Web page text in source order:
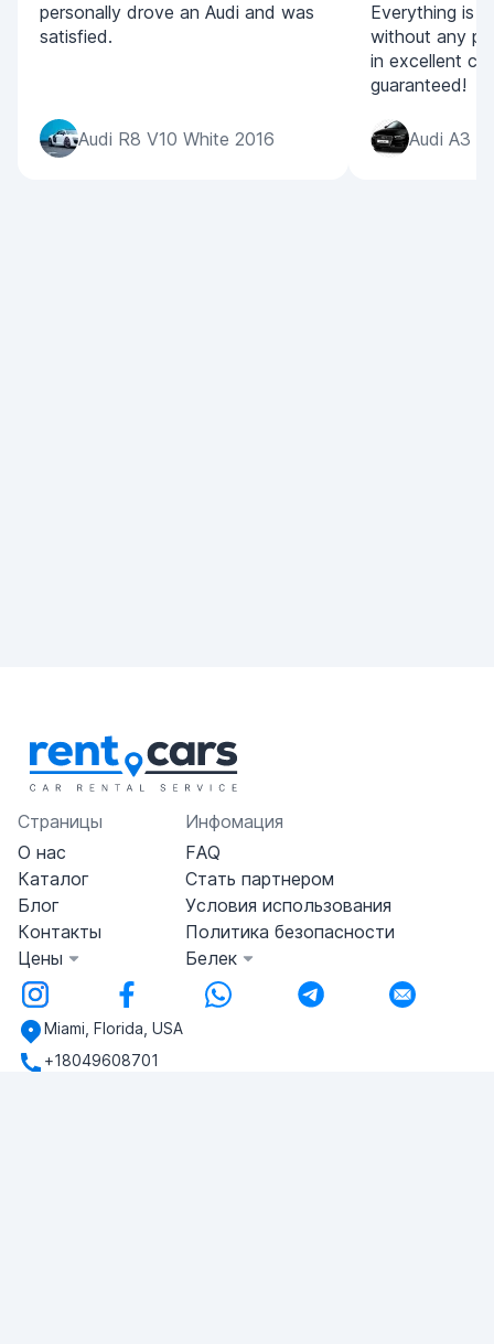
personally drove an Audi and was
satisfied.
Audi R8 V10 White 2016
Everything is
without any
in excellent
guaranteed!
Audi A3
Страницы
О нас
Каталог
Блог
Контакты
Цены
Инфомация
FAQ
Стать партнером
Условия использования
Политика безопасности
Белек
Miami, Florida, USA
+18049608701